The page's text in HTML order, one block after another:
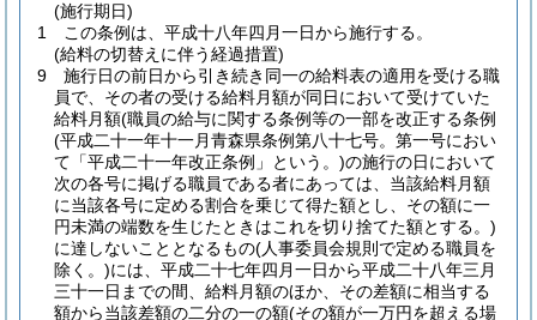
(施行期日)
1
この条例は、平成十八年四月一日から施行する。
(給料の切替えに伴う経過措置)
9
施行日の前日から引き続き同一の給料表の適用を受ける職
員で、その者の受ける給料月額が同日において受けていた
給料月額(職員の給与に関する条例等の一部を改正する条例
(平成二十一年十一月青森県条例第八十七号。第一号におい
て「平成二十一年改正条例」という。)の施行の日において
次の各号に掲げる職員である者にあっては、当該給料月額
に当該各号に定める割合を乗じて得た額とし、その額に一
円未満の端数を生じたときはこれを切り捨てた額とする。)
に達しないこととなるもの(人事委員会規則で定める職員を
除く。)には、平成二十七年四月一日から平成二十八年三月
三十一日までの間、給料月額のほか、その差額に相当する
額から当該差額の二分の一の額(その額が一万円を超える場